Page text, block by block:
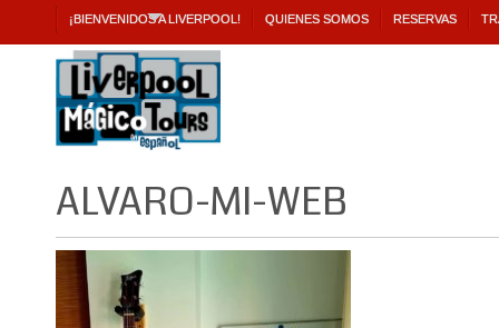
¡BIENVENIDOS A LIVERPOOL! QUIENES SOMOS RESERVAS
ALVARO-MI-WEB